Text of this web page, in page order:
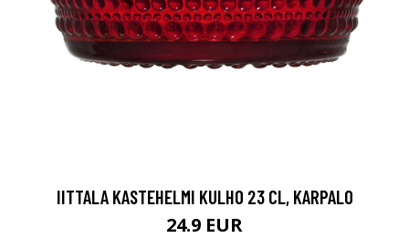
IITTALA KASTEHELMI KULHO 23 CL, KARPALO
24.9 EUR